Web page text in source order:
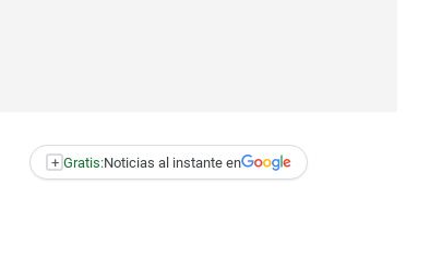
+ Gratis:Noticias al instante en